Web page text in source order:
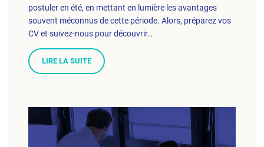
postuler en été, en mettant en lumière les avantages
souvent méconnus de cette période. Alors, préparez vos
CV et suivez-nous pour découvrir…
LIRE LA SUITE